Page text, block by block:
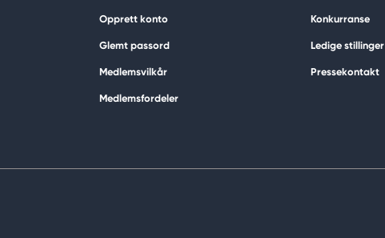
Opprett konto
Glemt passord
Medlemsvilkår
Medlemsfordeler
Konkurranse
Ledige stillinger
Pressekontakt